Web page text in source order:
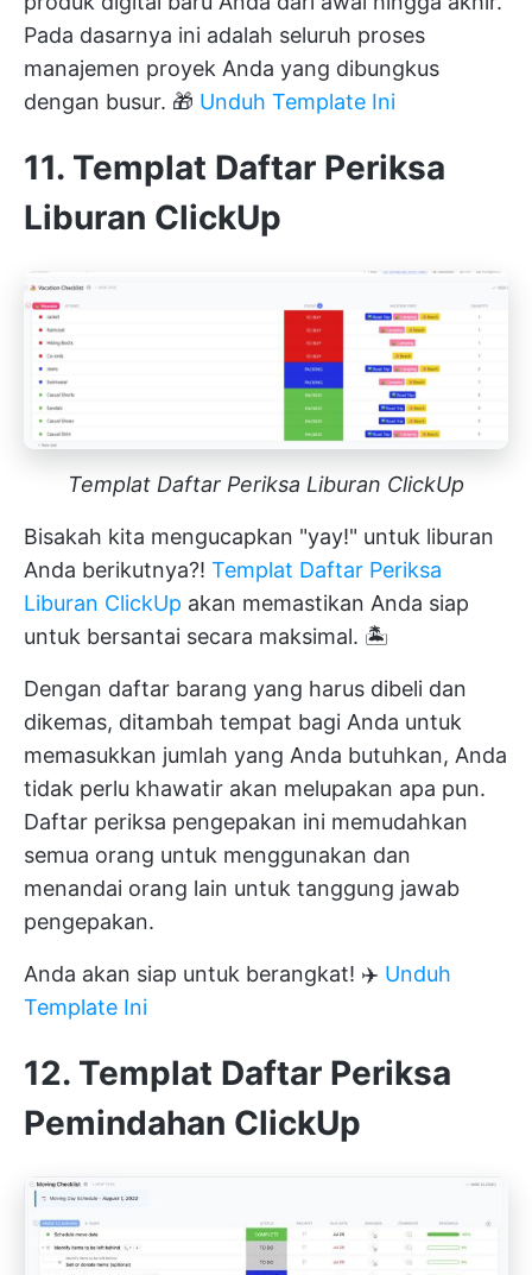
Pada dasarnya ini adalah seluruh proses
manajemen proyek Anda yang dibungkus
dengan busur. 🎁 Unduh Template Ini
11. Templat Daftar Periksa
Liburan ClickUp
Templat Daftar Periksa Liburan ClickUp
Bisakah kita mengucapkan "yay!" untuk liburan
Anda berikutnya?! Templat Daftar Periksa
Liburan ClickUp akan memastikan Anda siap
untuk bersantai secara maksimal. 🏝️
Dengan daftar barang yang harus dibeli dan
dikemas, ditambah tempat bagi Anda untuk
memasukkan jumlah yang Anda butuhkan, Anda
tidak perlu khawatir akan melupakan apa pun.
Daftar periksa pengepakan ini memudahkan
semua orang untuk menggunakan dan
menandai orang lain untuk tanggung jawab
pengepakan.
Anda akan siap untuk berangkat! ✈️ Unduh
Template Ini
12. Templat Daftar Periksa
Pemindahan ClickUp